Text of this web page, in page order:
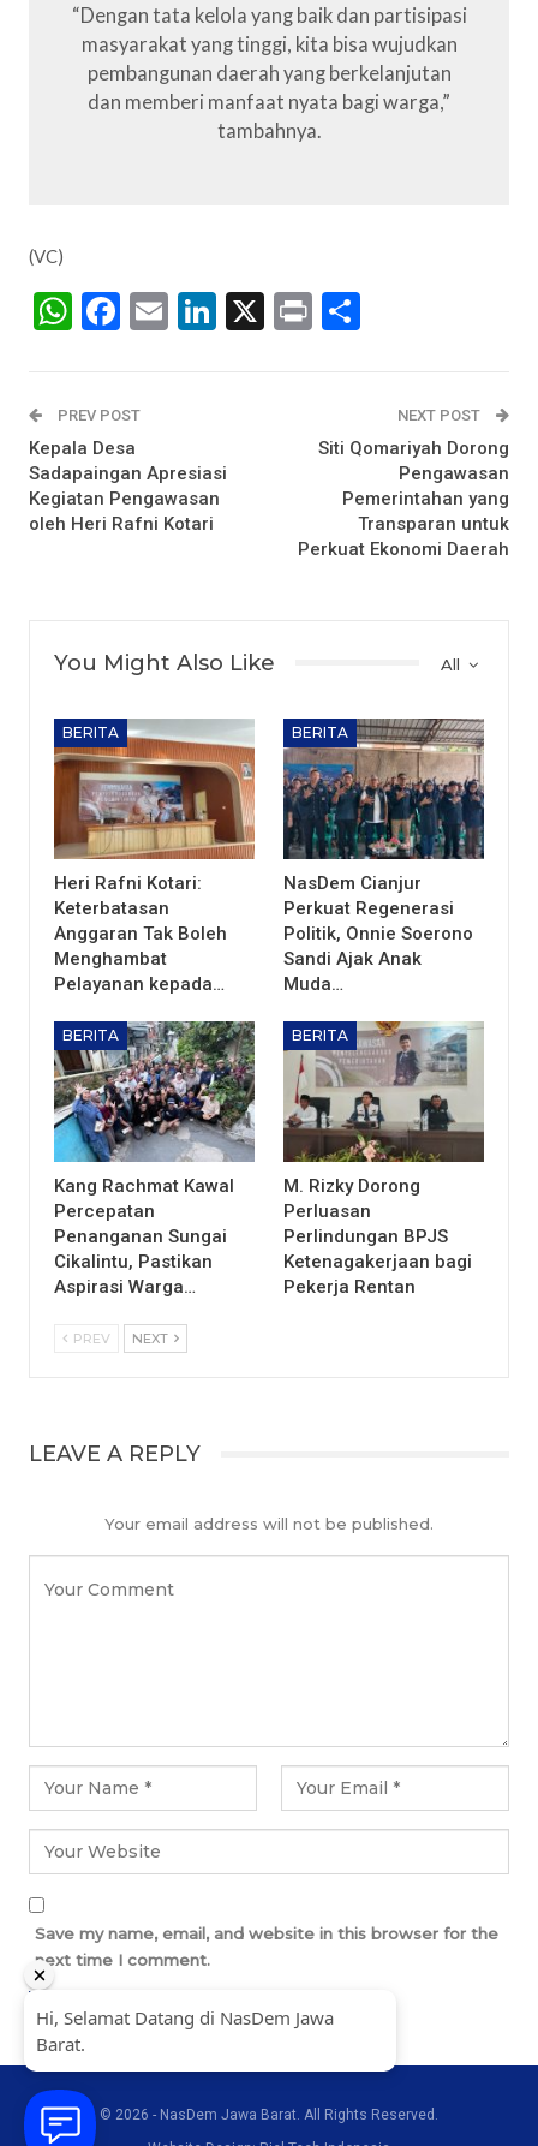
“Dengan tata kelola yang baik dan partisipasi
masyarakat yang tinggi, kita bisa wujudkan
pembangunan daerah yang berkelanjutan
dan memberi manfaat nyata bagi warga,”
tambahnya.
(VC)
WhatsApp
Facebook
EmailLinkedIn
X Print
PREV POST
Kepala Desa
Sadapaingan Apresiasi
Kegiatan Pengawasan
oleh Heri Rafni Kotari
NEXT POST
Siti Qomariyah Dorong
Pengawasan
Pemerintahan yang
Transparan untuk
Perkuat Ekonomi Daerah
All
You Might Also Like
BERITA
Heri Rafni Kotari:
Keterbatasan
Anggaran Tak Boleh
Menghambat
Pelayanan kepada…
BERITA
NasDem Cianjur
Perkuat Regenerasi
Politik, Onnie Soerono
Sandi Ajak Anak
Muda…
BERITA
Kang Rachmat Kawal
Percepatan
Penanganan Sungai
Cikalintu, Pastikan
Aspirasi Warga…
BERITA
M. Rizky Dorong
Perluasan
Perlindungan BPJS
Ketenagakerjaan bagi
Pekerja Rentan
PREV NEXT
LEAVE A REPLY
Your email address will not be published.
Save my name, email, and website in this browser for the
next time I comment.
© 2026 - NasDem Jawa Barat. All Rights Reserved.